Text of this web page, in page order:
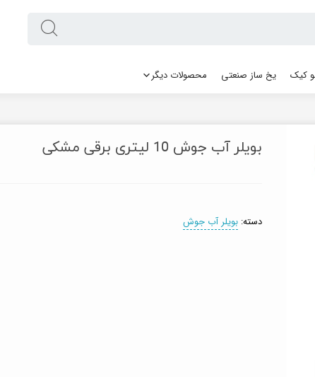
کیک یخ ساز صنعتی محصولات دیگر
بویلر آب جوش 10 لیتری برقی مشکی
دسته:بویلر آب جوش